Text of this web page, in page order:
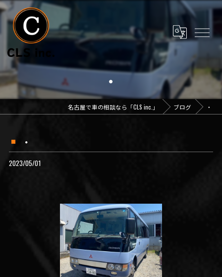
・
名古屋で車の相談なら「CLS inc.」 ブログ ・
・
2023/05/01